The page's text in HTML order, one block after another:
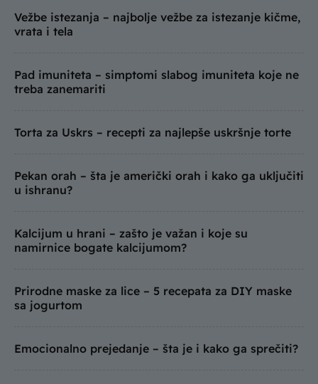
Vežbe istezanja – najbolje vežbe za istezanje kičme,
vrata i tela
Pad imuniteta – simptomi slabog imuniteta koje ne
treba zanemariti
Torta za Uskrs – recepti za najlepše uskršnje torte
Pekan orah – šta je američki orah i kako ga uključiti
u ishranu?
Kalcijum u hrani – zašto je važan i koje su
namirnice bogate kalcijumom?
Prirodne maske za lice – 5 recepata za DIY maske
sa jogurtom
Emocionalno prejedanje – šta je i kako ga sprečiti?